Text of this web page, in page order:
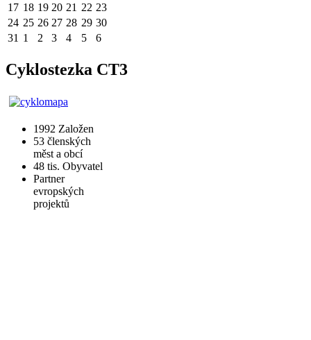
17 18 19 20 21 22 23
24 25 26 27 28 29 30
31 1 2 3 4 5 6
Cyklostezka CT3
1992 Založen
53 členských
měst a obcí
48 tis. Obyvatel
Partner
evropských
projektů